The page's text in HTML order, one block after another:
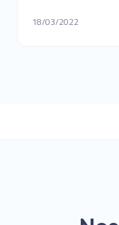
18/03/2022